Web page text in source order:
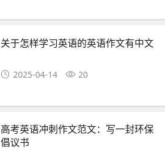
关于怎样学习英语的英语作文有中文
2025-04-14 20
高考英语冲刺作文范文：写一封环保
倡议书